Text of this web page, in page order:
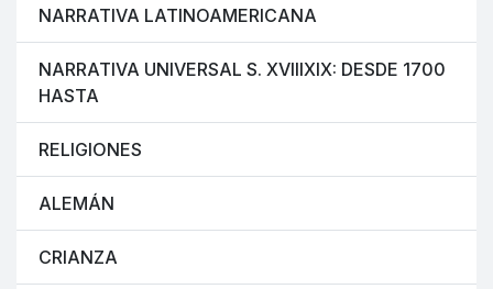
NARRATIVA LATINOAMERICANA
NARRATIVA UNIVERSAL S. XVIIIXIX: DESDE 1700
HASTA
RELIGIONES
ALEMÁN
CRIANZA